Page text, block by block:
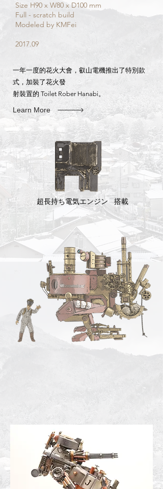
Size H90 x W80 x D100 mm
Full - scratch build​
Modeled by KMFei
2017.09
一年一度的花火大會，叡山電機推出了特別款
式，加裝了花火發
射裝置的 Toilet Rober Hanabi。
Learn More
超長持ち電気エンジン 搭載